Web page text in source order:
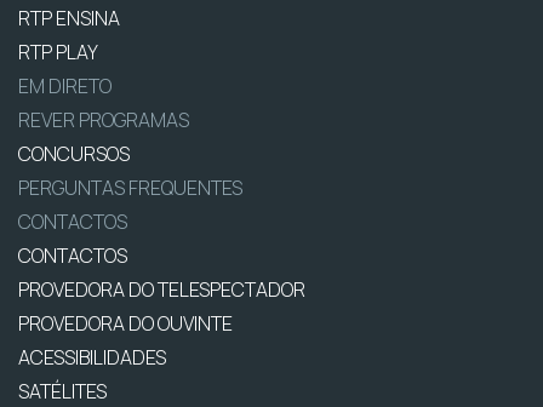
RTP ENSINA
RTP PLAY
EM DIRETO
REVER PROGRAMAS
CONCURSOS
PERGUNTAS FREQUENTES
CONTACTOS
CONTACTOS
PROVEDORA DO TELESPECTADOR
PROVEDORA DO OUVINTE
ACESSIBILIDADES
SATÉLITES